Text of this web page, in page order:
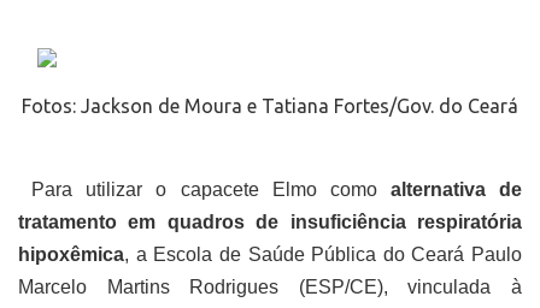
Fotos: Jackson de Moura e Tatiana Fortes/Gov. do Ceará
Para utilizar o capacete Elmo como alternativa de
tratamento em quadros de insuficiência respiratória
hipoxêmica, a Escola de Saúde Pública do Ceará Paulo
Marcelo Martins Rodrigues (ESP/CE), vinculada à